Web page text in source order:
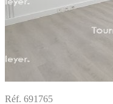
Réf. 691765